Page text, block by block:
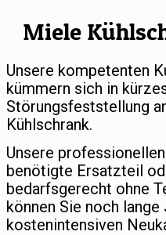
Miele
Unsere kompetenten
kümmern sich in
Störungsfeststellung
Kühlschrank.
Unsere
benötigte Ersatzteil
bedarfsgerecht ohne
können Sie noch lange
kostenintensiven